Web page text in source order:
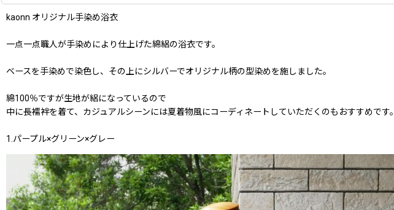
kaonn オリジナル手染め浴衣
一点一点職人が手染めにより仕上げた綿絽の浴衣です。
ベースを手染めで染色し、その上にシルバーでオリジナル柄の型染めを施しました。
綿100％ですが生地が絽になっているので
中に長襦袢を着て、カジュアルシーンには夏着物風にコーディネートしていただくのもおすすめです。
1.パープル×グリーン×グレー